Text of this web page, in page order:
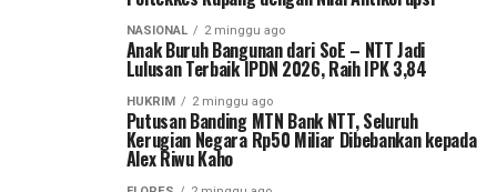
NASIONAL 2 minggu ago
Anak Buruh Bangunan dari SoE – NTT Jadi
Lulusan Terbaik IPDN 2026, Raih IPK 3,84
HUKRIM 2 minggu ago
Putusan Banding MTN Bank NTT, Seluruh
Kerugian Negara Rp50 Miliar Dibebankan kepada
Alex Riwu Kaho